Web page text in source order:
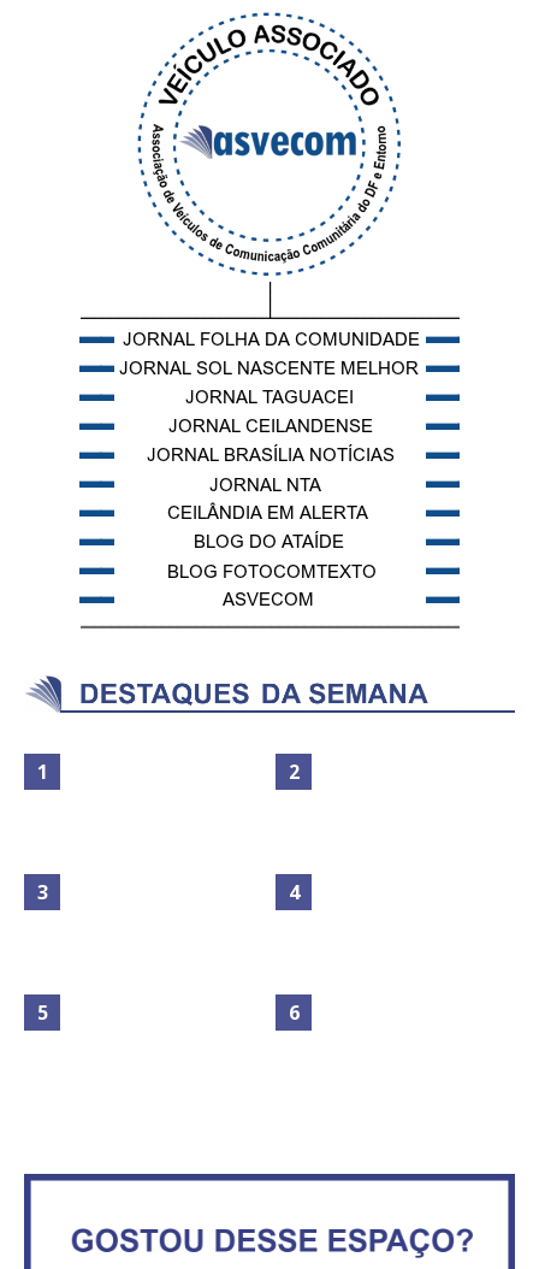
Circulação de ar no túnel será